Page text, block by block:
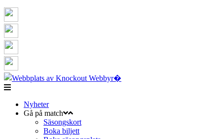
Nyheter
Gå på match
Säsongskort
Boka biljett